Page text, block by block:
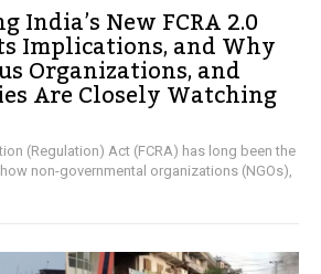
India’s New FCRA 2.0
Implications, and Why
Organizations, and
Are Closely Watching
(Regulation) Act (FCRA) has long been the
non-governmental organizations (NGOs),